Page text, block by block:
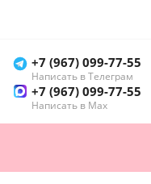
+7 (967) 099-77-55
Написать в Телеграм
+7 (967) 099-77-55
Написать в Мах